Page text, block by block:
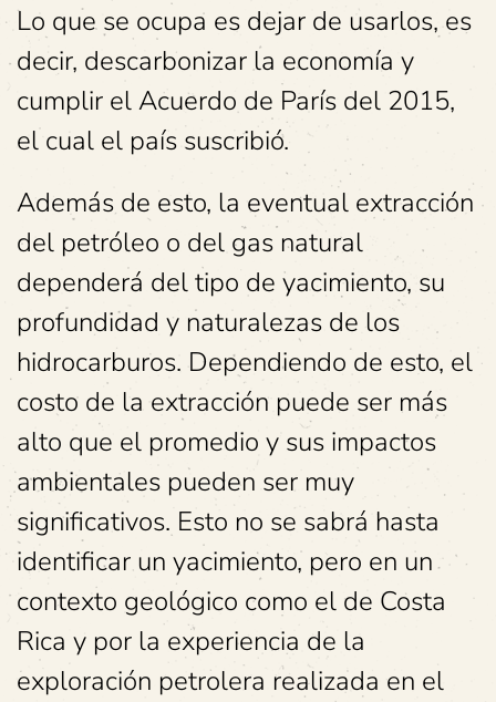
Lo que se ocupa es dejar de usarlos, es
decir, descarbonizar la economía y
cumplir el Acuerdo de París del 2015,
el cual el país suscribió.
Además de esto, la eventual extracción
del petróleo o del gas natural
dependerá del tipo de yacimiento, su
profundidad y naturalezas de los
hidrocarburos. Dependiendo de esto, el
costo de la extracción puede ser más
alto que el promedio y sus impactos
ambientales pueden ser muy
significativos. Esto no se sabrá hasta
identificar un yacimiento, pero en un
contexto geológico como el de Costa
Rica y por la experiencia de la
exploración petrolera realizada en el